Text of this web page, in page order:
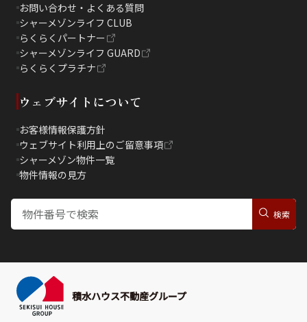
お問い合わせ・よくある質問
シャーメゾンライフ CLUB
らくらくパートナー
シャーメゾンライフ GUARD
らくらくプラチナ
ウェブサイトについて
お客様情報保護方針
ウェブサイト利用上のご留意事項
シャーメゾン物件一覧
物件情報の見方
積水ハウス不動産グループ